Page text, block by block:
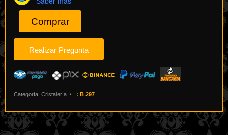
Comprar
Categoría: Cristalería : B 297